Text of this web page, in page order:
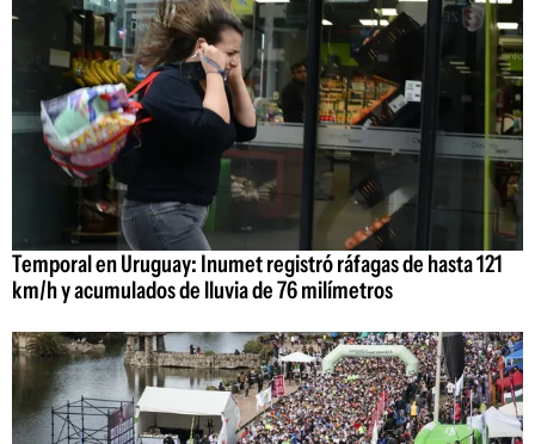
Temporal en Uruguay: Inumet registró ráfagas de hasta 121
km/h y acumulados de lluvia de 76 milímetros